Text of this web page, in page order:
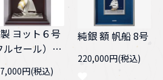
ヨット６号
セール）
ロープケース
円(税込)
純銀 額 帆船 8号
220,000円(税込)